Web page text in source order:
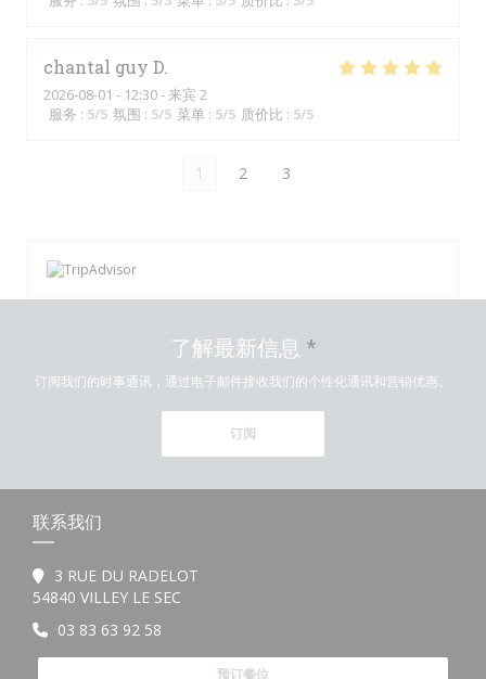
chantal guy D
2026-08-01 - 12:30 - 来宾 2
服务 : 5/5 氛围 : 5/5 菜单 : 5/5 质价比 : 5/5
1 2 3
了解最新信息 *
订阅我们的时事通讯，通过电子邮件接收我们的个性化通讯和营销优惠。
订阅
联系我们
3 RUE DU RADELOT
54840 VILLEY LE SEC
03 83 63 92 58
预订餐位